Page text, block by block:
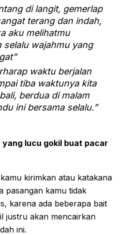
di langit, gemerlap
terang dan indah,
aku melihatmu
selalu wajahmu yang
waktu berjalan
tiba waktunya kita
berdua di malam
ini bersama selalu.”
yang lucu gokil buat pacar
kirimkan atau katakana
pasangan kamu tidak
karena ada beberapa bait
justru akan mencairkan
ini.